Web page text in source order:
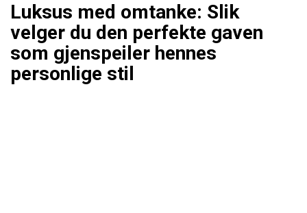
Luksus med omtanke: Slik
velger du den perfekte gaven
som gjenspeiler hennes
personlige stil